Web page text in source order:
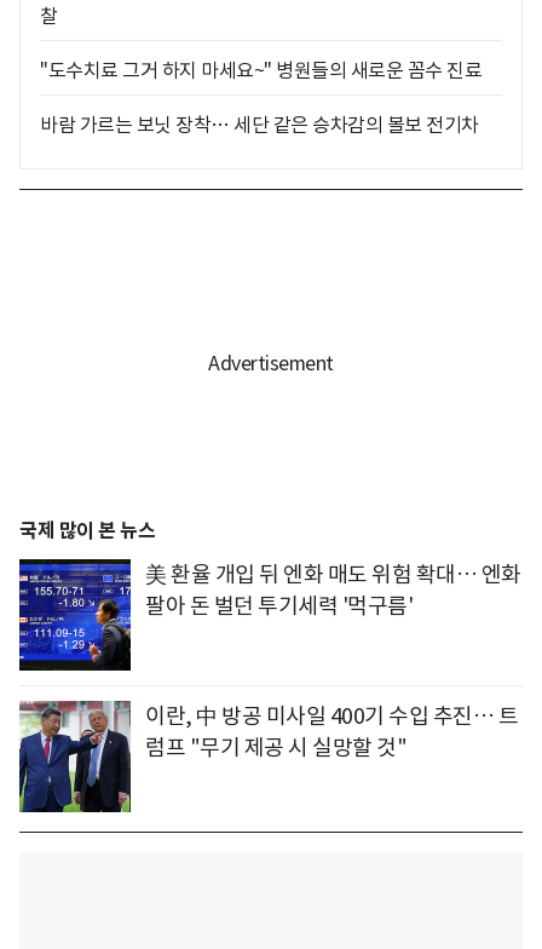
찰
"도수치료 그거 하지 마세요~" 병원들의 새로운 꼼수 진료
바람 가르는 보닛 장착… 세단 같은 승차감의 볼보 전기차
국제 많이 본 뉴스
美 환율 개입 뒤 엔화 매도 위험 확대… 엔화
팔아 돈 벌던 투기세력 '먹구름'
이란, 中 방공 미사일 400기 수입 추진… 트
럼프 "무기 제공 시 실망할 것"